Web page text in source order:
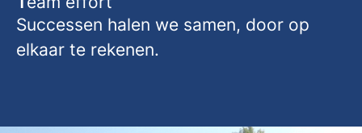
Successen halen we samen, door op
elkaar te rekenen.